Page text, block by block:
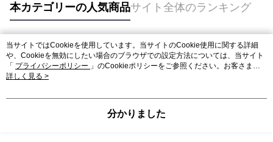
本カテゴリーの人気商品サイト全体のランキング
人気タグ
当サイトではCookieを使用しています。当サイトのCookie使用に関する詳細
や、Cookieを無効にしたい場合のブラウザでの設定方法については、当サイト
「 プライバシーポリシー 」のCookieポリシーをご参照ください。お客さま
が、当サイトを引き続き使用される場合、当社がサイト利用規約のCookieポリ
詳しく見る >
分かりました